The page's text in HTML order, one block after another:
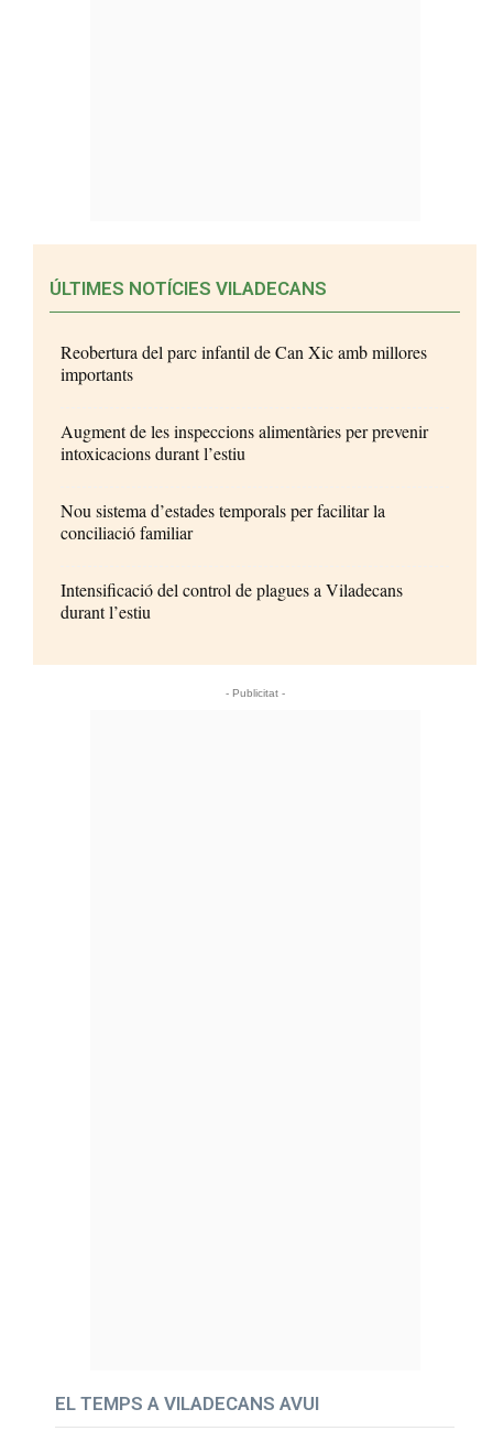
ÚLTIMES NOTÍCIES VILADECANS
Reobertura del parc infantil de Can Xic amb millores
importants
Augment de les inspeccions alimentàries per prevenir
intoxicacions durant l’estiu
Nou sistema d’estades temporals per facilitar la
conciliació familiar
Intensificació del control de plagues a Viladecans
durant l’estiu
- Publicitat -
EL TEMPS A VILADECANS AVUI